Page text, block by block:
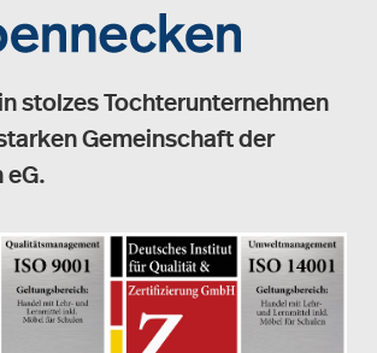
stolzes Tochterunternehmen
Gemeinschaft der
eG.